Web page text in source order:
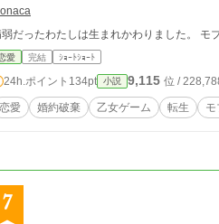
だったわたしは生まれかわりました。 モ
愛 完結 ｼｮｰﾄｼｮｰﾄ
24h.ポイント 134pt 小説 9,115 位 /
恋愛 婚約破棄 乙女ゲーム 転生 モ
7